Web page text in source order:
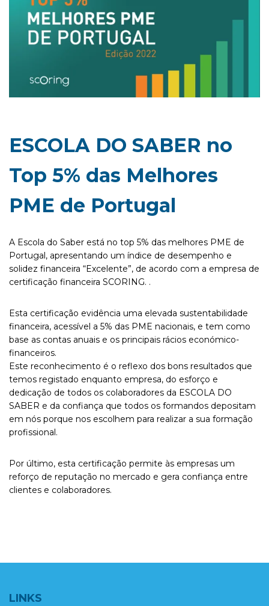
ESCOLA DO SABER no
Top 5% das Melhores
PME de Portugal
A Escola do Saber está no top 5% das melhores PME de
Portugal, apresentando um índice de desempenho e
solidez financeira “Excelente”, de acordo com a empresa de
certificação financeira SCORING. .
Esta certificação evidência uma elevada sustentabilidade
financeira, acessível a 5% das PME nacionais, e tem como
base as contas anuais e os principais rácios económico-
financeiros.
Este reconhecimento é o reflexo dos bons resultados que
temos registado enquanto empresa, do esforço e
dedicação de todos os colaboradores da ESCOLA DO
SABER e da confiança que todos os formandos depositam
em nós porque nos escolhem para realizar a sua formação
profissional.
Por último, esta certificação permite às empresas um
reforço de reputação no mercado e gera confiança entre
clientes e colaboradores.
LINKS